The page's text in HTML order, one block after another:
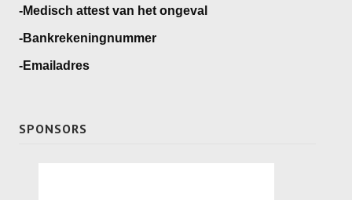
Heren B
-Medisch attest van het ongeval
-Bankrekeningnummer
-Emailadres
SPONSORS